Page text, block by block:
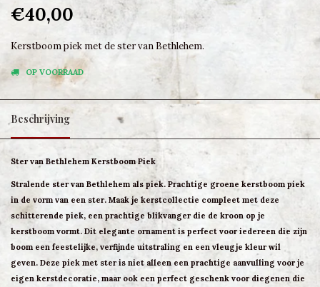
€40,00
Kerstboom piek met de ster van Bethlehem.
OP VOORRAAD
Beschrijving
Ster van Bethlehem Kerstboom Piek
Stralende ster van Bethlehem als piek. Prachtige groene kerstboom piek
in de vorm van een ster. Maak je kerstcollectie compleet met deze
schitterende piek, een prachtige blikvanger die de kroon op je
kerstboom vormt. Dit elegante ornament is perfect voor iedereen die zijn
boom een feestelijke, verfijnde uitstraling en een vleugje kleur wil
geven. Deze piek met ster is niet alleen een prachtige aanvulling voor je
eigen kerstdecoratie, maar ook een perfect geschenk voor diegenen die